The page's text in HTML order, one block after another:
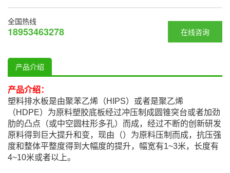
在线咨询
全国热线
18953463278
产品介绍
产品介绍：
塑料排水板是由聚苯乙烯（HIPS）或者是聚乙烯
（HDPE）为原料塑胶底板经过冲压制成圆锥突台或者加劲
肋的凸点（或中空圆柱形多孔）而成，经过不断的创新研发
原料得到巨大提升和变，现由（）为原料压制而成，抗压强
度和整体平整度得到大幅度的提升，幅宽有1~3米，长度有
4~10米或者以上。